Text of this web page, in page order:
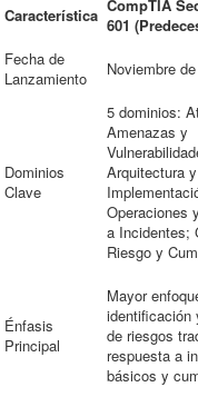
Característica CompTIA
601
Fecha de
Lanzamiento
Noviembre
Dominios
Clave
5 dominios:
Amenazas y
Arquitectura
Operaciones
a Incidentes;
Riesgo y
Énfasis
Principal
Mayor
identificación
de riesgos
respuesta a
básicos y